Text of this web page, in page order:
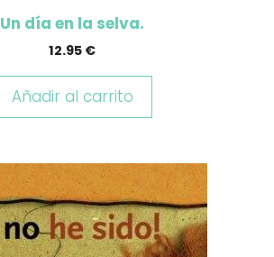
Un día en la selva.
12.95 €
Añadir al carrito